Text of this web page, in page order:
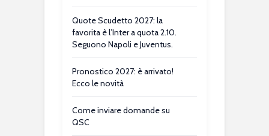
Quote Scudetto 2027: la
favorita è l’Inter a quota 2.10.
Seguono Napoli e Juventus.
Pronostico 2027: è arrivato!
Ecco le novità
Come inviare domande su
QSC